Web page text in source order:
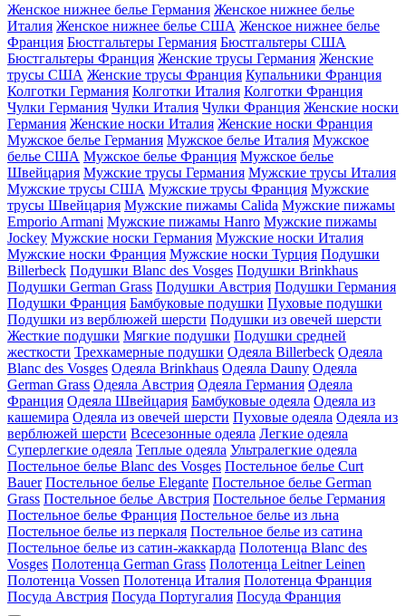
Женское нижнее белье Германия Женское нижнее белье
Италия Женское нижнее белье США Женское нижнее белье
Франция Бюстгальтеры Германия Бюстгальтеры США
Бюстгальтеры Франция Женские трусы Германия Женские
трусы США Женские трусы Франция Купальники Франция
Колготки Германия Колготки Италия Колготки Франция
Чулки Германия Чулки Италия Чулки Франция Женские носки
Германия Женские носки Италия Женские носки Франция
Мужское белье Германия Мужское белье Италия Мужское
белье США Мужское белье Франция Мужское белье
Швейцария Мужские трусы Германия Мужские трусы Италия
Мужские трусы США Мужские трусы Франция Мужские
трусы Швейцария Мужские пижамы Calida Мужские пижамы
Emporio Armani Мужские пижамы Hanro Мужские пижамы
Jockey Мужские носки Германия Мужские носки Италия
Мужские носки Франция Мужские носки Турция Подушки
Billerbeck Подушки Blanc des Vosges Подушки Brinkhaus
Подушки German Grass Подушки Австрия Подушки Германия
Подушки Франция Бамбуковые подушки Пуховые подушки
Подушки из верблюжей шерсти Подушки из овечей шерсти
Жесткие подушки Мягкие подушки Подушки средней
жесткости Трехкамерные подушки Одеяла Billerbeck Одеяла
Blanc des Vosges Одеяла Brinkhaus Одеяла Dauny Одеяла
German Grass Одеяла Австрия Одеяла Германия Одеяла
Франция Одеяла Швейцария Бамбуковые одеяла Одеяла из
кашемира Одеяла из овечей шерсти Пуховые одеяла Одеяла из
верблюжей шерсти Всесезонные одеяла Легкие одеяла
Суперлегкие одеяла Теплые одеяла Ультралегкие одеяла
Постельное белье Blanc des Vosges Постельное белье Curt
Bauer Постельное белье Elegante Постельное белье German
Grass Постельное белье Австрия Постельное белье Германия
Постельное белье Франция Постельное белье из льна
Постельное белье из перкаля Постельное белье из сатина
Постельное белье из сатин-жаккарда Полотенца Blanc des
Vosges Полотенца German Grass Полотенца Leitner Leinen
Полотенца Vossen Полотенца Италия Полотенца Франция
Посуда Австрия Посуда Португалия Посуда Франция